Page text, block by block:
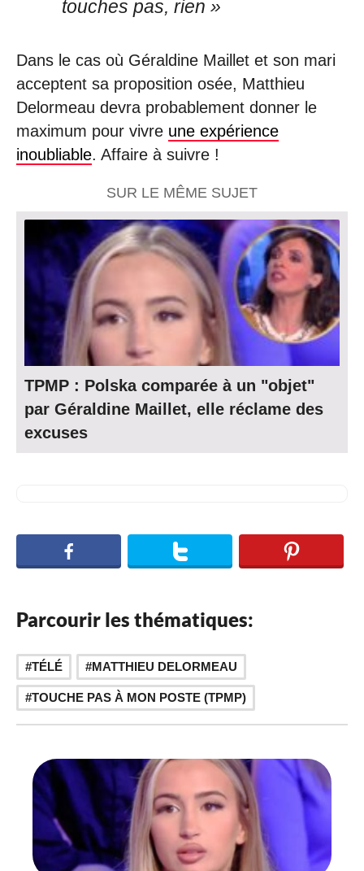
touches pas, rien »
Dans le cas où Géraldine Maillet et son mari
acceptent sa proposition osée, Matthieu
Delormeau devra probablement donner le
maximum pour vivre une expérience
inoubliable. Affaire à suivre !
SUR LE MÊME SUJET
TPMP : Polska comparée à un "objet"
par Géraldine Maillet, elle réclame des
excuses
Parcourir les thématiques:
TÉLÉ MATTHIEU DELORMEAU
TOUCHE PAS À MON POSTE (TPMP)